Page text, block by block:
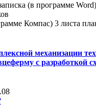
(в программе
Компас) 3 листа
механизации
с разработкой